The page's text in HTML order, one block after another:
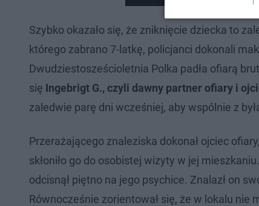
Szybko okazało się, że zniknięcie dziecka to
którego zabrano 7-latkę, policjanci dokonali
Dwudziestosześcioletnia Polka padła ofiarą
się Ingebrigt G., czyli dawny partner ofiary i
zaledwie parę dni wcześniej, aby wspólnie z
Przerażającego znaleziska dokonał ojciec
skłoniło go do osobistej wizyty w jej
odcisnął piętno na jego psychice. Znalazł on
Równocześnie zorientował się, że w lokalu nie